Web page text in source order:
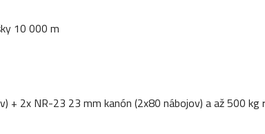
10 000 m
+ 2x NR-23 23 mm kanón (2x80 nábojov) a až 500 kg